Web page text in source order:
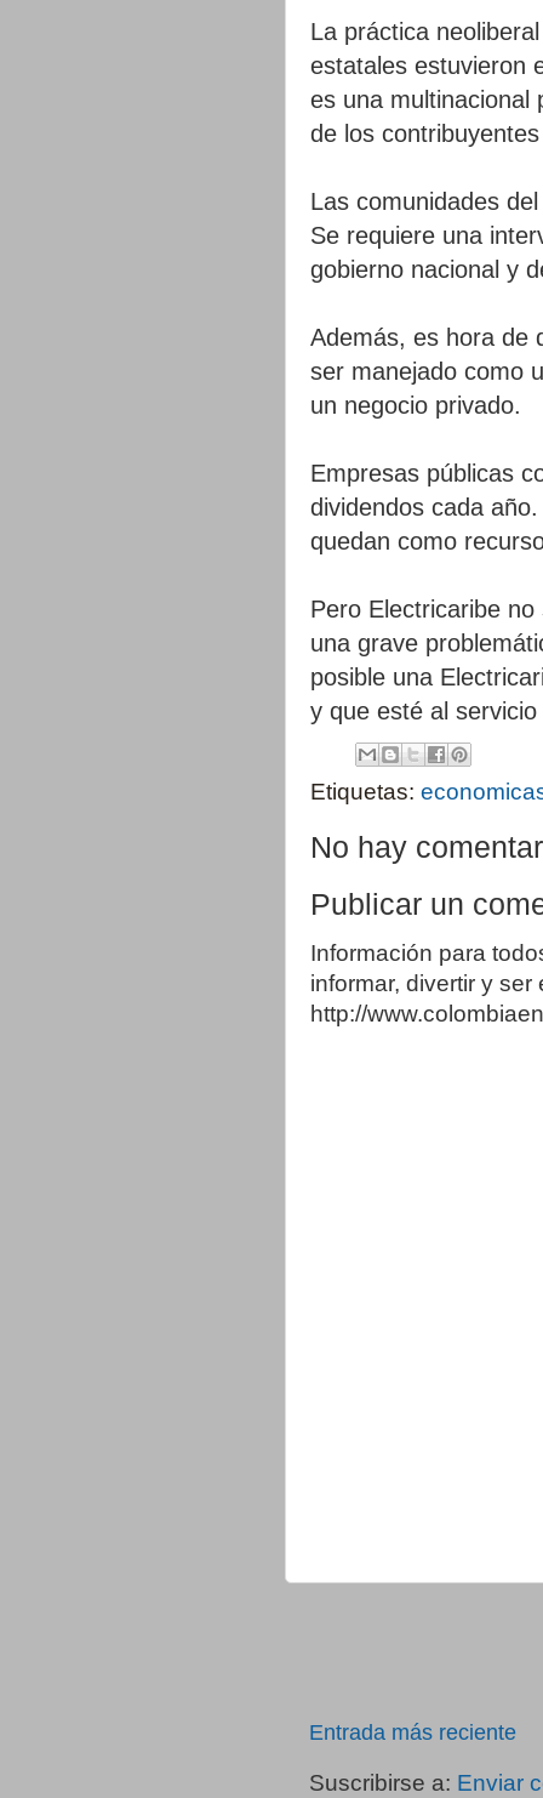
La práctica
estatales estuvieron
es una multinacional
de los
Las comunidades
Se requiere una
gobierno nacional y
Además, es hora de
ser manejado como
un negocio privado.
Empresas públicas
dividendos cada
quedan como
Pero Electricaribe
una grave
posible una
y que esté al
Etiquetas:
No hay
Publicar un
Información para
informar, divertir y
http://
Entrada más reciente
Suscribirse a: Enviar